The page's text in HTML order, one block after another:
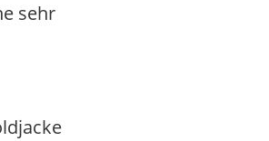
sehr